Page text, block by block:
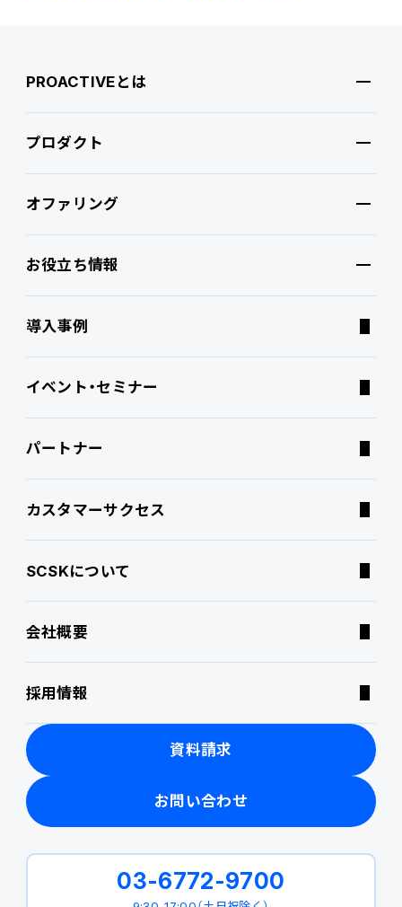
資料請求
お問い合わせ
03-6772-9700
PROACTIVEとは
PROACTIVEとは
特長・選ばれる理由
ブランドコア
PROACTIVE AI
ATWILL Platform
プロダクト
プロダクト
機能
Fit to Standard
Best Practice
連携ソリューション
サポートサービス
オファリング
オファリング
業務特化型オファリング
業界特化型オファリング
経営課題別オファリング
お役立ち情報
お役立ち情報
資料ダウンロード
よくあるご質問
コラム
特集記事
ニュース・トピックス
製品関連動画
導入事例
イベント・セミナー
パートナー
カスタマーサクセス
SCSKについて
会社概要
採用情報